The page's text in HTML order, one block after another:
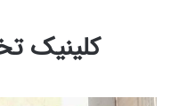
کلینیک